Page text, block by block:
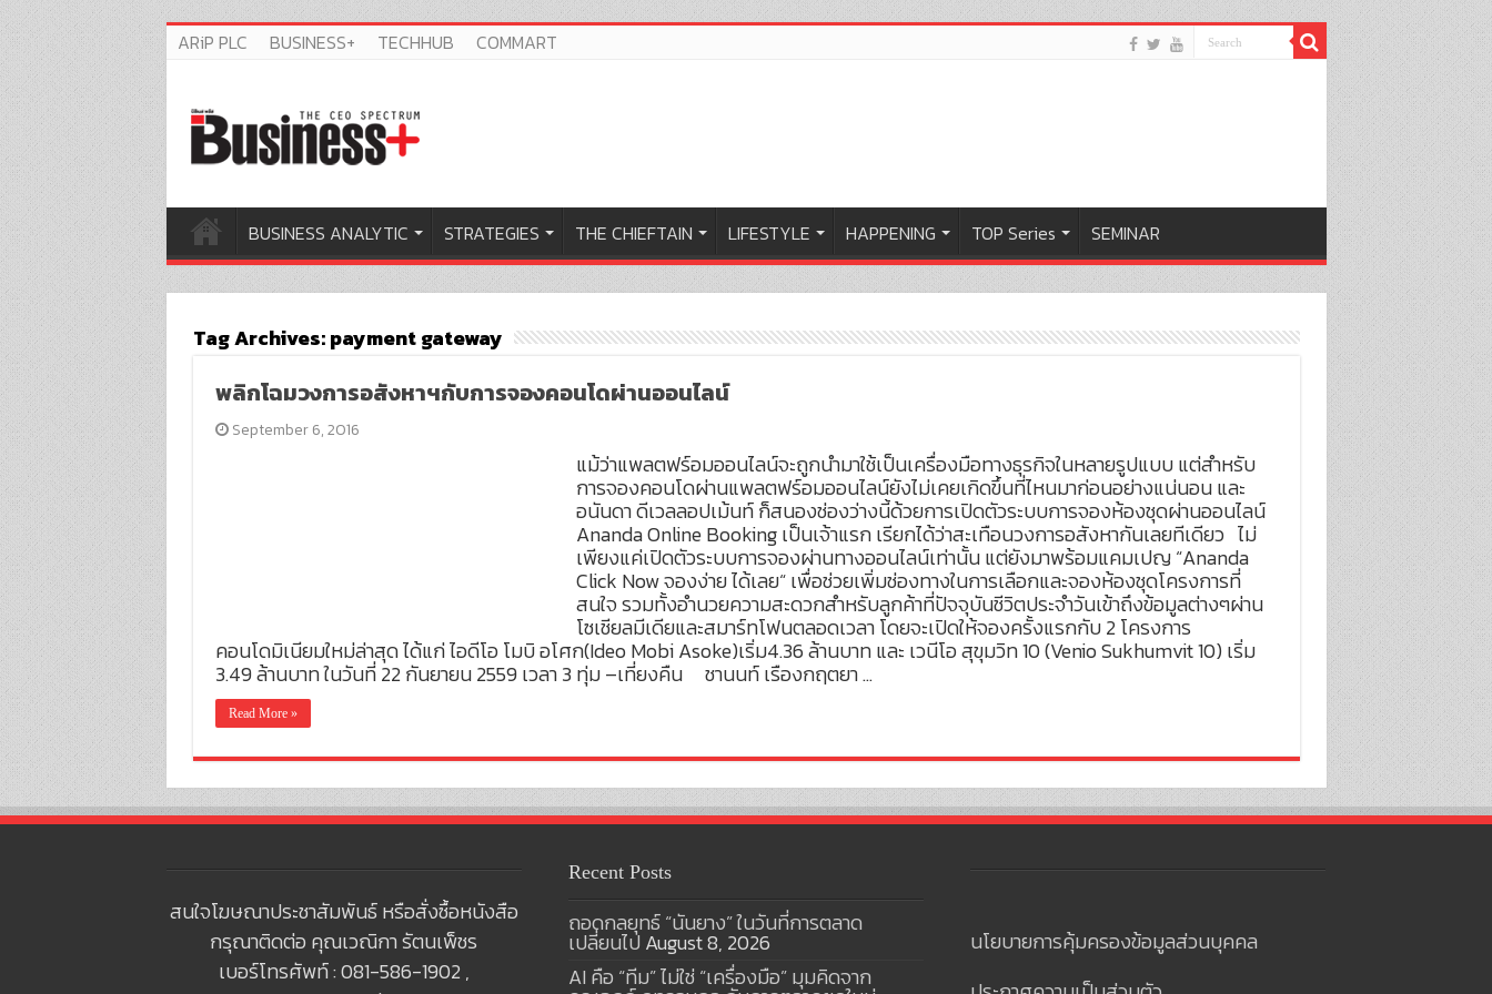
ARiP PLC BUSINESS+ TECHHUB COMMART
BUSINESS ANALYTIC STRATEGIES THE CHIEFTAIN LIFESTYLE HAPPENING TOP Series SEMINAR
Tag Archives:payment gateway
พลิกโฉมวงการอสังหาฯกับการจองคอนโดผ่านออนไลน์
September 6, 2016
แม้ว่าแพลตฟร์อมออนไลน์จะถูกนำมาใช้เป็นเครื่องมือทางธุรกิจในหลายรูปแบบ แต่สำหรับ
การจองคอนโดผ่านแพลตฟร์อมออนไลน์ยังไม่เคยเกิดขึ้นที่ไหนมาก่อนอย่างแน่นอน และ
อนันดา ดีเวลลอปเม้นท์ ก็สนองช่องว่างนี้ด้วยการเปิดตัวระบบการจองห้องชุดผ่านออนไลน์
Ananda Online Booking เป็นเจ้าแรก เรียกได้ว่าสะเทือนวงการอสังหากันเลยทีเดียว ไม่
เพียงแค่เปิดตัวระบบการจองผ่านทางออนไลน์เท่านั้น แต่ยังมาพร้อมแคมเปญ “Ananda
Click Now จองง่าย ได้เลย“ เพื่อช่วยเพิ่มช่องทางในการเลือกและจองห้องชุดโครงการที่
สนใจ รวมทั้งอำนวยความสะดวกสำหรับลูกค้าที่ปัจจุบันชีวิตประจำวันเข้าถึงข้อมูลต่างๆผ่าน
โซเชียลมีเดียและสมาร์ทโฟนตลอดเวลา โดยจะเปิดให้จองครั้งแรกกับ 2 โครงการ
คอนโดมิเนียมใหม่ล่าสุด ได้แก่ ไอดีโอ โมบิ อโศก(Ideo Mobi Asoke)เริ่ม4.36 ล้านบาท และ เวนีโอ สุขุมวิท 10 (Venio Sukhumvit 10) เริ่ม
3.49 ล้านบาท ในวันที่ 22 กันยายน 2559 เวลา 3 ทุ่ม –เที่ยงคืน ชานนท์ เรืองกฤตยา …
Read More »
สนใจโฆษณาประชาสัมพันธ์ หรือสั่งซื้อหนังสือ
กรุณาติดต่อ คุณเวณิกา รัตนเพ็ชร
เบอร์โทรศัพท์ : 081-586-1902 ,
Recent Posts
ถอดกลยุทธ์ “นันยาง” ในวันที่การตลาด
เปลี่ยนไป August 8, 2026
AI คือ “ทีม” ไม่ใช่ “เครื่องมือ” มุมคิดจาก
นโยบายการคุ้มครองข้อมูลส่วนบุคคล